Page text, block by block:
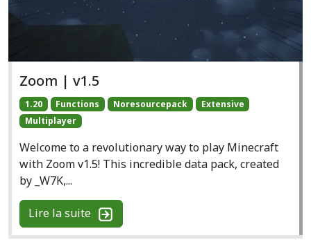
Zoom | v1.5
1.20 Functions Noresourcepack
Extensive
Multiplayer
Welcome to a revolutionary way to play Minecraft
with Zoom v1.5! This incredible data pack, created
by _W7K,...
Lire la suite